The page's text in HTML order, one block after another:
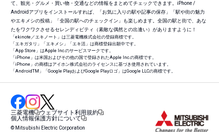
て、観光・グルメ・買い物・交通などの情報をまとめてチェックできます。iPhone /
Androidアプリをインストールすれば、「お気に入りの駅や記事の保存」「駅や街の魅力
やエキメシの投稿」「全国の駅へのチェックイン」も楽しめます。全国の駅と街で、あな
たをワクワクさせるセレンディピティ（素敵な偶然との出逢い）がありますように！
「ekinote／エキノート」は三菱電機株式会社の登録商標です。
「エキガタリ」「エキメシ」「エキ活」は商標登録出願中です。
「App Store」はApple Inc.のサービスマークです。
「iPhone」は米国およびその他の国で登録されたApple Inc.の商標です。
「iPhone」の商標はアイホン株式会社のライセンスに基づき使用されています。
「AndroidTM 」「Google PlayおよびGoogle Playロゴ」はGoogle LLCの商標です。
三菱電機
ウェブサイト利用規約
個人情報保護方針について
© Mitsubishi Electric Corporation